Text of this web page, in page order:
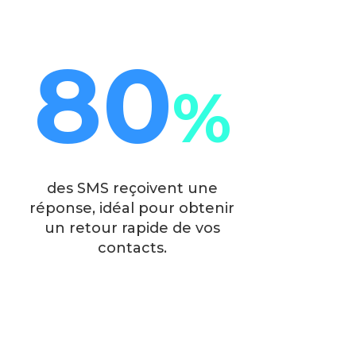
80%
des SMS reçoivent une
réponse, idéal pour obtenir
un retour rapide de vos
contacts.